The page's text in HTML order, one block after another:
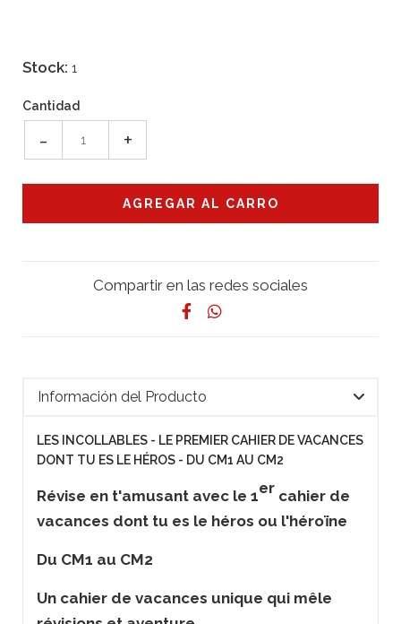
Stock: 1
Cantidad
- +
Compartir en las redes sociales
Información del Producto
LES INCOLLABLES - LE PREMIER CAHIER DE VACANCES
DONT TU ES LE HÉROS - DU CM1 AU CM2
Révise en t'amusant avec le 1er cahier de
vacances dont tu es le héros ou l'héroïne
Du CM1 au CM2
Un cahier de vacances unique qui mêle